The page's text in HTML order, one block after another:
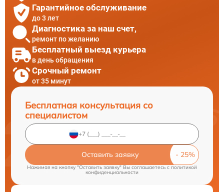
Гарантийное обслуживание
до 3 лет
Диагностика за наш счет,
ремонт по желанию
Бесплатный выезд курьера
в день обращения
Срочный ремонт
от 35 минут
Бесплатная консультация со
специалистом
Оставить заявку
Нажимая на кнопку "Оставить заявку" Вы соглашаетесь cполитикой
конфиденциальности